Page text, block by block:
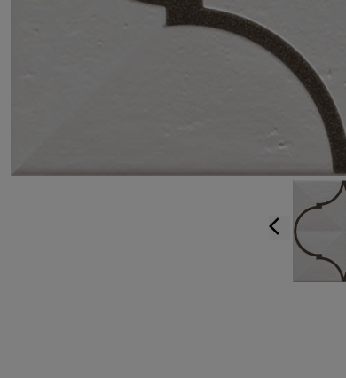
arrow_back_ios